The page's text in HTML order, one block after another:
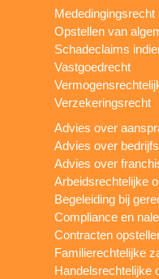
Mededingingsrecht
Opstellen van
Schadeclaims
Vastgoedrecht
Verzekeringsrecht
Advies over
Advies over
Advies over
Arbeidsrechtelijke
Begeleiding bij
Compliance en
Contracten
Familierechtelijke
Handelsrechtelijke